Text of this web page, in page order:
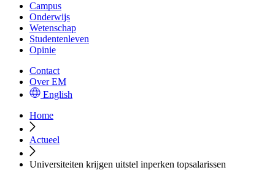
Campus
Onderwijs
Wetenschap
Studentenleven
Opinie
Contact
Over EM
English
Home
Actueel
Universiteiten krijgen uitstel inperken topsalarissen